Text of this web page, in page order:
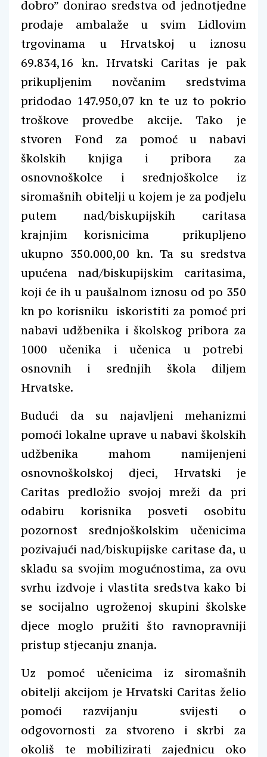
dobro” donirao sredstva od jednotjedne
prodaje ambalaže u svim Lidlovim
trgovinama u Hrvatskoj u iznosu
69.834,16 kn. Hrvatski Caritas je pak
prikupljenim novčanim sredstvima
pridodao 147.950,07 kn te uz to pokrio
troškove provedbe akcije. Tako je
stvoren Fond za pomoć u nabavi
školskih knjiga i pribora za
osnovnoškolce i srednjoškolce iz
siromašnih obitelji u kojem je za podjelu
putem nad/biskupijskih caritasa
krajnjim korisnicima prikupljeno
ukupno 350.000,00 kn. Ta su sredstva
upućena nad/biskupijskim caritasima,
koji će ih u paušalnom iznosu od po 350
kn po korisniku iskoristiti za pomoć pri
nabavi udžbenika i školskog pribora za
1000 učenika i učenica u potrebi
osnovnih i srednjih škola diljem
Hrvatske.
Budući da su najavljeni mehanizmi
pomoći lokalne uprave u nabavi školskih
udžbenika mahom namijenjeni
osnovnoškolskoj djeci, Hrvatski je
Caritas predložio svojoj mreži da pri
odabiru korisnika posveti osobitu
pozornost srednjoškolskim učenicima
pozivajući nad/biskupijske caritase da, u
skladu sa svojim mogućnostima, za ovu
svrhu izdvoje i vlastita sredstva kako bi
se socijalno ugroženoj skupini školske
djece moglo pružiti što ravnopravniji
pristup stjecanju znanja.
Uz pomoć učenicima iz siromašnih
obitelji akcijom je Hrvatski Caritas želio
pomoći razvijanju svijesti o
odgovornosti za stvoreno i skrbi za
okoliš te mobilizirati zajednicu oko